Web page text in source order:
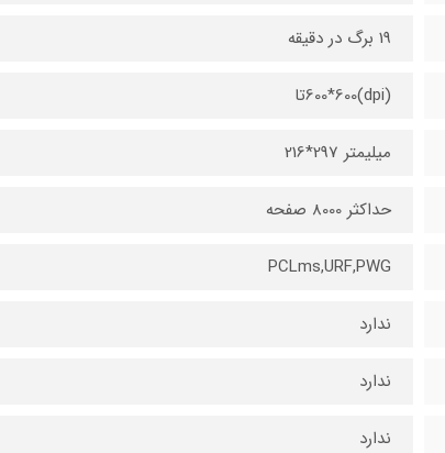
19 برگ در دقیقه
(dpi)600*600تا
میلیمتر 297*216
حداکثر 8000 صفحه
PCLms,URF,PWG
ندارد
ندارد
ندارد